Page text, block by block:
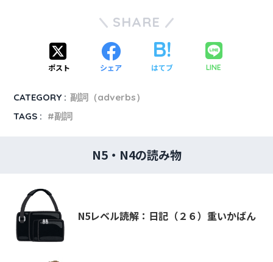
SHARE
ポスト シェア はてブ LINE
CATEGORY : 副詞（adverbs）
TAGS :
副詞
N5・N4の読み物
N5レベル読解：日記（２６）重いかばん